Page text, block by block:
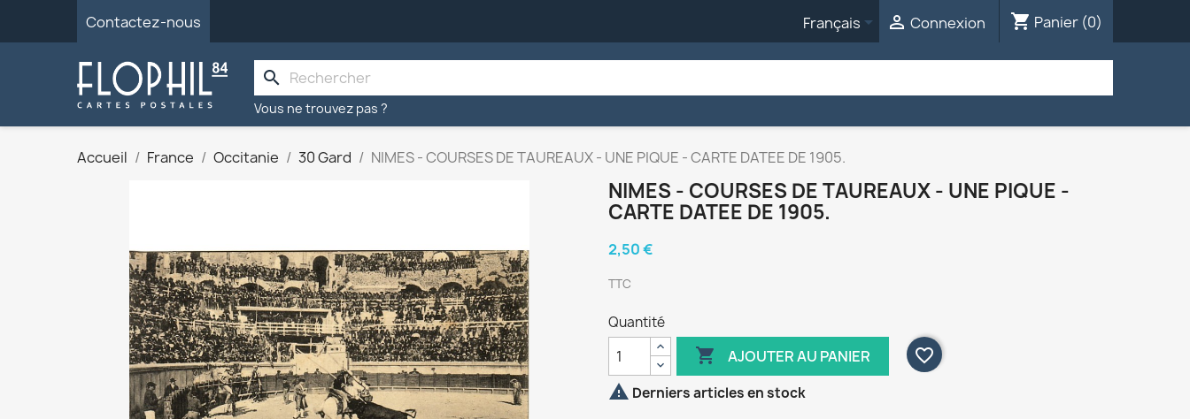
Contactez-nous Français  Connexion shopping_cart Panier (0)
search
Vous ne trouvez pas ?
Accueil France Occitanie 30 Gard NIMES - COURSES DE TAUREAUX - UNE PIQUE - CARTE DATEE DE 1905.
NIMES - COURSES DE TAUREAUX - UNE PIQUE -
CARTE DATEE DE 1905.
2,50 €
TTC
Quantité
 AJOUTER AU PANIER
favorite_border
 Derniers articles en stock